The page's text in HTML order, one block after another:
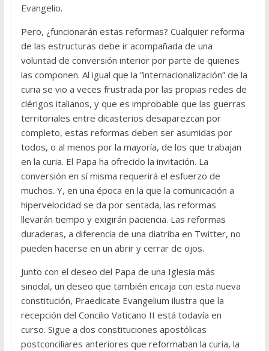
Evangelio.
Pero, ¿funcionarán estas reformas? Cualquier reforma
de las estructuras debe ir acompañada de una
voluntad de conversión interior por parte de quienes
las componen. Al igual que la “internacionalización” de la
curia se vio a veces frustrada por las propias redes de
clérigos italianos, y que es improbable que las guerras
territoriales entre dicasterios desaparezcan por
completo, estas reformas deben ser asumidas por
todos, o al menos por la mayoría, de los que trabajan
en la curia. El Papa ha ofrecido la invitación. La
conversión en sí misma requerirá el esfuerzo de
muchos. Y, en una época en la que la comunicación a
hipervelocidad se da por sentada, las reformas
llevarán tiempo y exigirán paciencia. Las reformas
duraderas, a diferencia de una diatriba en Twitter, no
pueden hacerse en un abrir y cerrar de ojos.
Junto con el deseo del Papa de una Iglesia más
sinodal, un deseo que también encaja con esta nueva
constitución, Praedicate Evangelium ilustra que la
recepción del Concilio Vaticano II está todavía en
curso. Sigue a dos constituciones apostólicas
postconciliares anteriores que reformaban la curia, la